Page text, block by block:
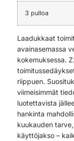
3 pulloa
Laadukkaat
avainasemassa
kokemuksessa.
riippuen.
viimeisimmät
luotettavista
hankinta
kuukauden
käyttöjakso –